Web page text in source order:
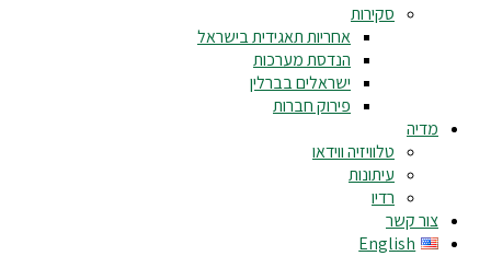
סקירות
אחריות תאגידית בישראל
הנדסת מערכות
ישראלים בברלין
פירוק חברות
מדיה
טלוויזיה ווידאו
עיתונות
רדיו
צור קשר
English